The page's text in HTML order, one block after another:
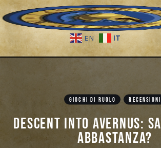
EN IT
GIOCHI DI RUOLO RECENSIONI
Descent Into Avernus:
abbastanza?